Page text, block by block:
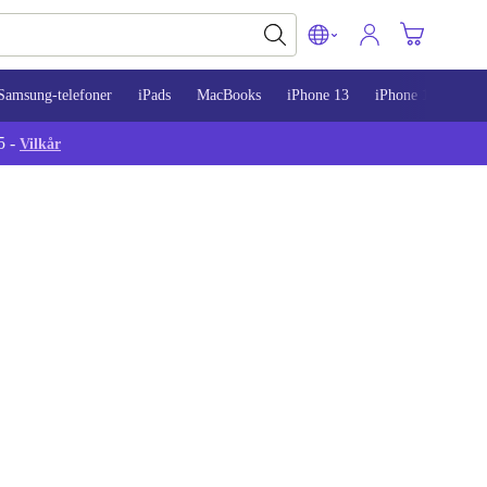
telefoner iPads MacBooks iPhone 13 iPhone 14
- Vilkår